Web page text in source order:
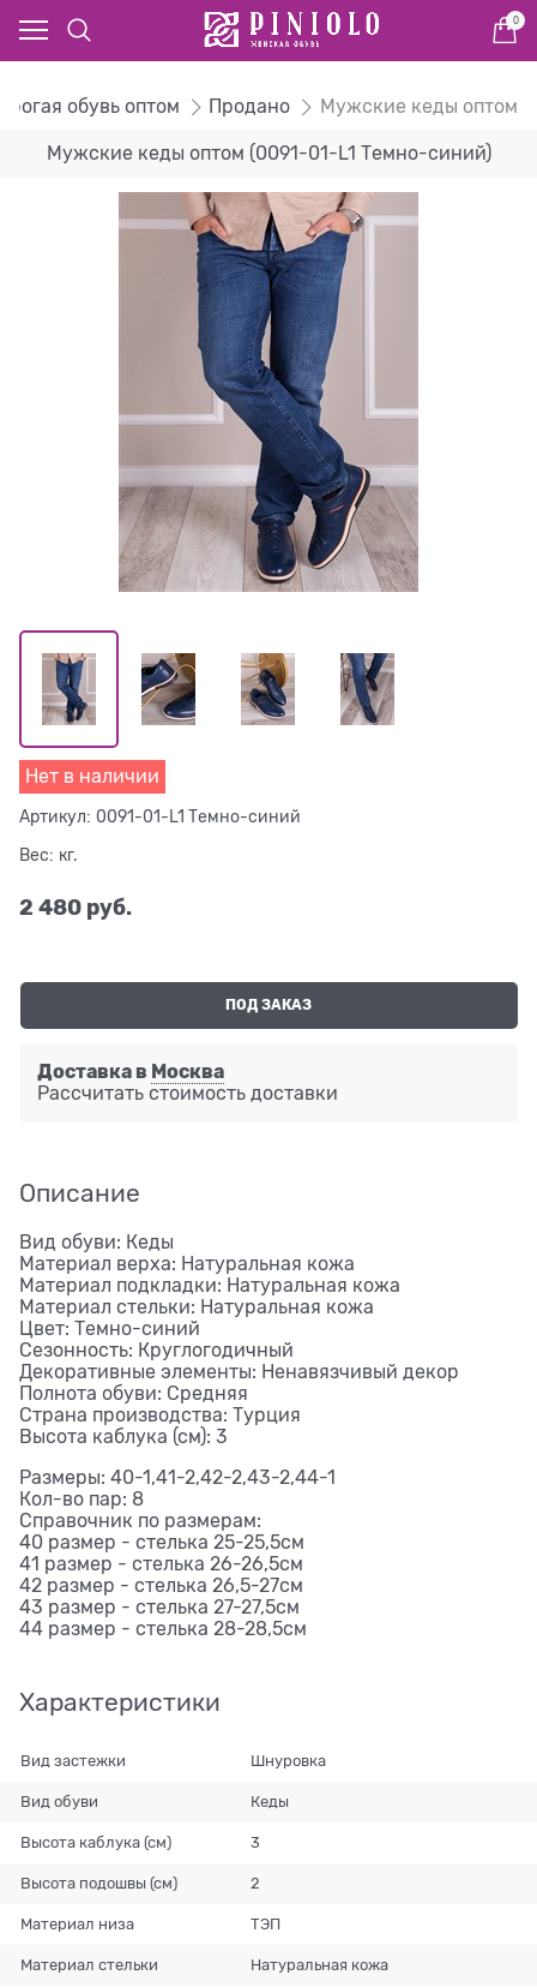
0
обувь оптом Продано Мужские кеды оптом
Мужские кеды оптом (0091-01-L1 Темно-синий)
Нет в наличии
Артикул: 0091-01-L1 Темно-синий
Вес: кг.
2 480 руб.
ПОД ЗАКАЗ
Доставка в Москва
Рассчитать стоимость доставки
Описание
Вид обуви: Кеды
Материал верха: Натуральная кожа
Материал подкладки: Натуральная кожа
Материал стельки: Натуральная кожа
Цвет: Темно-синий
Сезонность: Круглогодичный
Декоративные элементы: Ненавязчивый декор
Полнота обуви: Средняя
Страна производства: Турция
Высота каблука (см): 3
Размеры: 40-1,41-2,42-2,43-2,44-1
Кол-во пар: 8
Справочник по размерам:
40 размер - стелька 25-25,5см
41 размер - стелька 26-26,5см
42 размер - стелька 26,5-27см
43 размер - стелька 27-27,5см
44 размер - стелька 28-28,5см
Характеристики
Вид застежки Шнуровка
Вид обуви Кеды
Высота каблука (см) 3
Высота подошвы (см) 2
Материал низа ТЭП
Материал стельки Натуральная кожа